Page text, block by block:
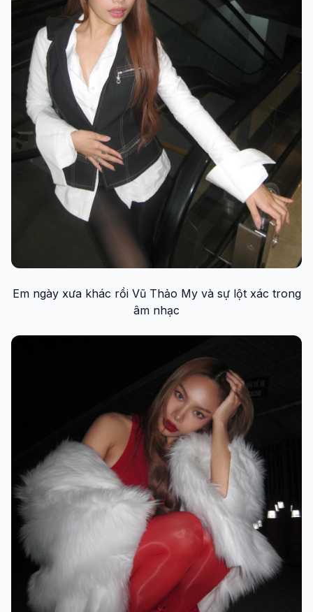
Em ngày xưa khác rồi Vũ Thảo My và sự lột xác trong
âm nhạc